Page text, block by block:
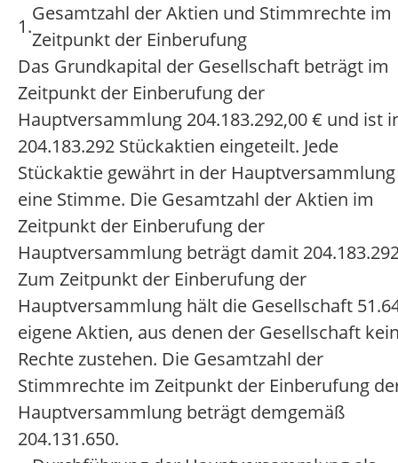
1.
Gesamtzahl der Aktien und Stimmrechte im
Zeitpunkt der Einberufung
Das Grundkapital der Gesellschaft beträgt im
Zeitpunkt der Einberufung der
Hauptversammlung 204.183.292,00 € und ist
204.183.292 Stückaktien eingeteilt. Jede
Stückaktie gewährt in der Hauptversammlung
eine Stimme. Die Gesamtzahl der Aktien im
Zeitpunkt der Einberufung der
Hauptversammlung beträgt damit
Zum Zeitpunkt der Einberufung der
Hauptversammlung hält die Gesellschaft
eigene Aktien, aus denen der Gesellschaft
Rechte zustehen. Die Gesamtzahl der
Stimmrechte im Zeitpunkt der Einberufung
Hauptversammlung beträgt demgemäß
204.131.650.